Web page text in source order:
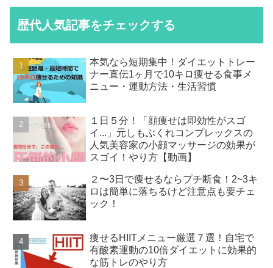
歴代人気記事をチェックする
本気なら短期集中！ダイエットトレー
ナー直伝1ヶ月で10キロ痩せる食事メ
ニュー・運動方法・生活習慣
１日５分！「顔痩せは即効性がスゴ
イ...」元しもぶくれコンプレックスの
人気美容家の小顔マッサージの効果が
スゴイ！やり方【動画】
２〜3日で痩せるならプチ断食！2~3キ
ロは簡単に落ちるけど注意点も要チェ
ック！
痩せるHIITメニュー厳選７選！自宅で
有酸素運動の10倍ダイエットに効果的
な筋トレのやり方